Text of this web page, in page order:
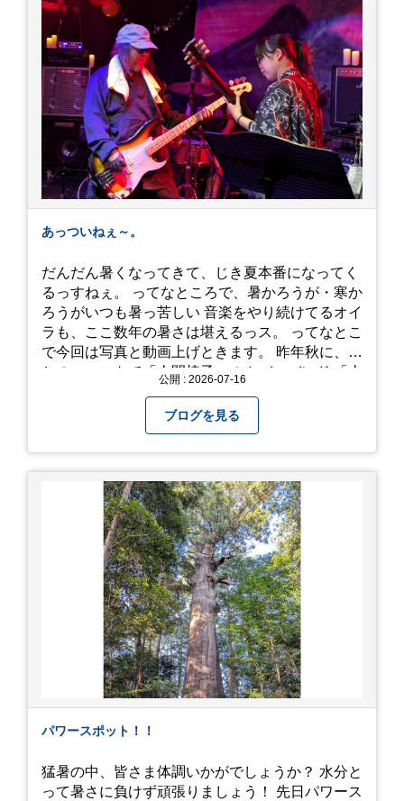
あっついねぇ～。
だんだん暑くなってきて、じき夏本番になってく
るっすねぇ。 ってなところで、暑かろうが・寒か
ろうがいつも暑っ苦しい 音楽をやり続けてるオイ
ラも、ここ数年の暑さは堪えるっス。 ってなとこ
で今回は写真と動画上げときます。 昨年秋に、娘
とのユニットで「人間椅子」のカバーバンド 「人
画にしており、娘のファンからもアップしてくれ
ッ！」とされているので ここだけの公開としま
す。 非常に暑苦しいのでご観覧される方は、ご注
意くださいませ。 では、熱中症に気を付けて、お
過ごしください。
https://youtu.be/QWVP8qzpsUE
公開 : 2026-07-16
ブログを見る
パワースポット！！
猛暑の中、皆さま体調いかがでしょうか？ 水分と
って暑さに負けず頑張りましょう！ 先日パワース